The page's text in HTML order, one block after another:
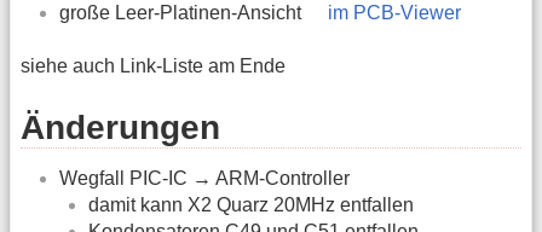
große Leer-Platinen-Ansicht
im PCB-Viewer
siehe auch Link-Liste am Ende
Änderungen
Wegfall PIC-IC → ARM-Controller
damit kann X2 Quarz 20MHz entfallen